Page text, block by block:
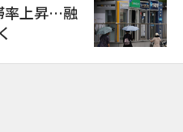
率上昇…融